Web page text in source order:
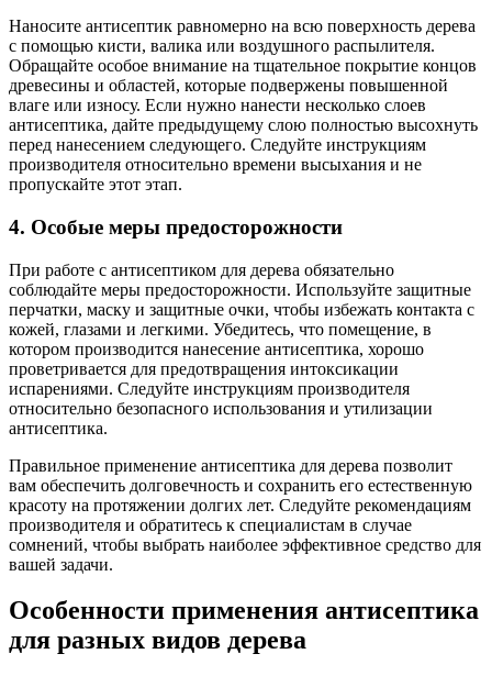
Наносите антисептик равномерно на всю поверхность дерева
с помощью кисти, валика или воздушного распылителя.
Обращайте особое внимание на тщательное покрытие концов
древесины и областей, которые подвержены повышенной
влаге или износу. Если нужно нанести несколько слоев
антисептика, дайте предыдущему слою полностью высохнуть
перед нанесением следующего. Следуйте инструкциям
производителя относительно времени высыхания и не
пропускайте этот этап.
4. Особые меры предосторожности
При работе с антисептиком для дерева обязательно
соблюдайте меры предосторожности. Используйте защитные
перчатки, маску и защитные очки, чтобы избежать контакта с
кожей, глазами и легкими. Убедитесь, что помещение, в
котором производится нанесение антисептика, хорошо
проветривается для предотвращения интоксикации
испарениями. Следуйте инструкциям производителя
относительно безопасного использования и утилизации
антисептика.
Правильное применение антисептика для дерева позволит
вам обеспечить долговечность и сохранить его естественную
красоту на протяжении долгих лет. Следуйте рекомендациям
производителя и обратитесь к специалистам в случае
сомнений, чтобы выбрать наиболее эффективное средство для
вашей задачи.
Особенности применения антисептика
для разных видов дерева